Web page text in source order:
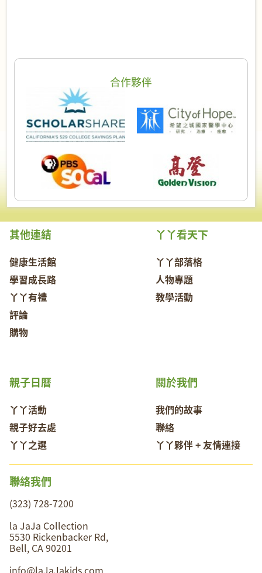
合作夥伴
其他連結
健康生活館
學習成長路
丫丫有禮
評論
購物
丫丫看天下
丫丫部落格
人物專題
教學活動
關於我們
我們的故事
聯絡
丫丫夥伴 + 友情連接
親子日曆
丫丫活動
親子好去處
丫丫之選
聯絡我們
(323) 728-7200
la JaJa Collection
5530 Rickenbacker Rd,
Bell, CA 90201